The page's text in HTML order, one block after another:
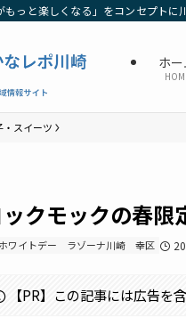
っと楽しくなる」をコンセプトに
ホー
・スイーツ
クモックの春限
ホワイトデー ラゾーナ川崎 幸区
【PR】この記事には広告を